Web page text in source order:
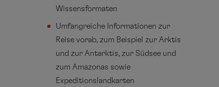
Wissensformaten
Umfangreiche Informationen zur
Reise vorab, zum Beispiel zur Arktis
und zur Antarktis, zur Südsee und
zum Amazonas sowie
Expeditionslandkarten